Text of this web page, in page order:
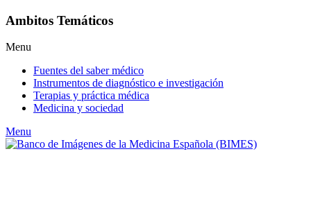
Ambitos Temáticos
Menu
Fuentes del saber médico
Instrumentos de diagnóstico e investigación
Terapias y práctica médica
Medicina y sociedad
Menu